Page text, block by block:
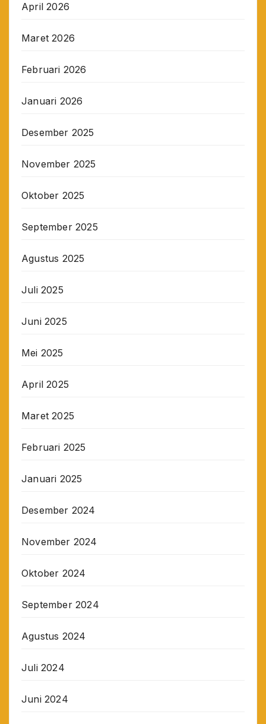
April 2026
Maret 2026
Februari 2026
Januari 2026
Desember 2025
November 2025
Oktober 2025
September 2025
Agustus 2025
Juli 2025
Juni 2025
Mei 2025
April 2025
Maret 2025
Februari 2025
Januari 2025
Desember 2024
November 2024
Oktober 2024
September 2024
Agustus 2024
Juli 2024
Juni 2024